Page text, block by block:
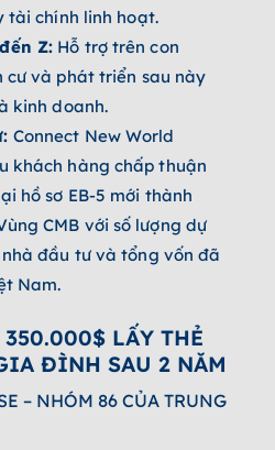
tài chính linh hoạt.
Z: Hỗ trợ trên con
cư và phát triển sau này
kinh doanh.
Connect New World
khách hàng chấp thuận
hồ sơ EB-5 mới thành
CMB với số lượng dự
nhà đầu tư và tổng vốn đã
Nam.
LẤY THẺ
ĐÌNH SAU 2 NĂM
– NHÓM 86 CỦA TRUNG